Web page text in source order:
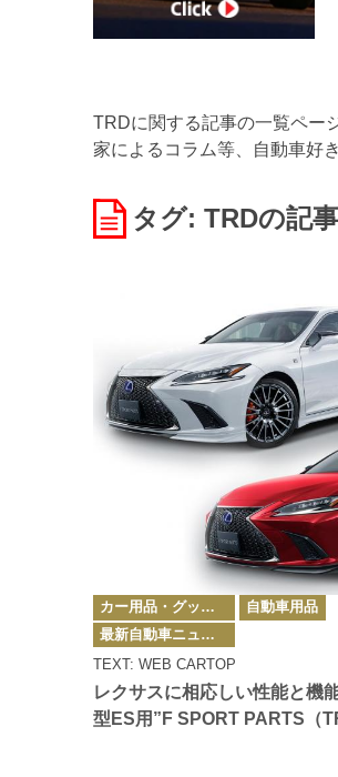
TRDに関する記事の一覧ペー
家によるコラム等、自動車好
タグ: TRDの記
レクサスに相応しい性能と
型ES用”F SPORT PARTS（
TEXT: WEB CARTOP
カ
テ
ゴ
リ
ー
カー用品・グッズ情報
自動車用品
最新自動車ニュース